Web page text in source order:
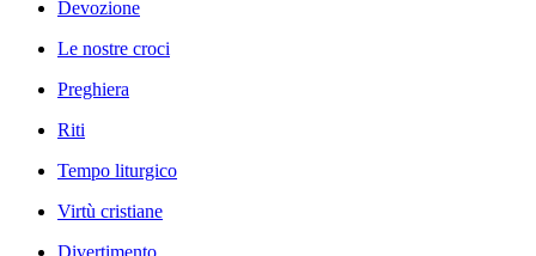
Devozione
Le nostre croci
Preghiera
Riti
Tempo liturgico
Virtù cristiane
Divertimento